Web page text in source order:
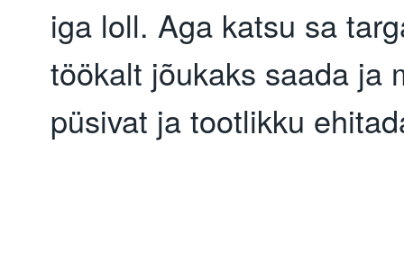
iga loll. Aga katsu sa
töökalt jõukaks saada ja
püsivat ja tootlikku